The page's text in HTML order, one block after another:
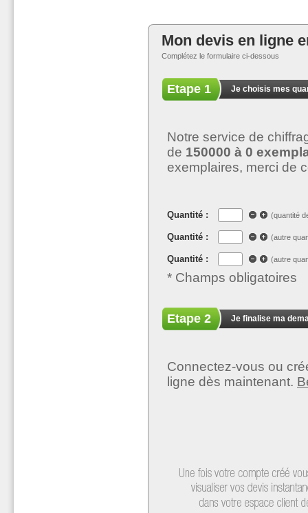
Etape 1 Je choisis mes
Notre service de
de 150000 à 0
exemplaires, merci de
Quantité : (quantité
Quantité : (autre
Quantité : (autre
* Champs obligatoires
Etape 2 Je finalise ma
Connectez-vous ou
ligne dès maintenant.
Mon devis en ligne
Complétez le formulaire ci-dessous